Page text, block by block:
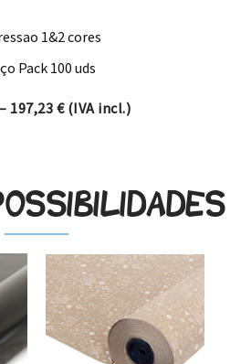
1&2 cores
Pack 100 uds
– 197,23 €Price range: 175,45 €
(IVA incl.)